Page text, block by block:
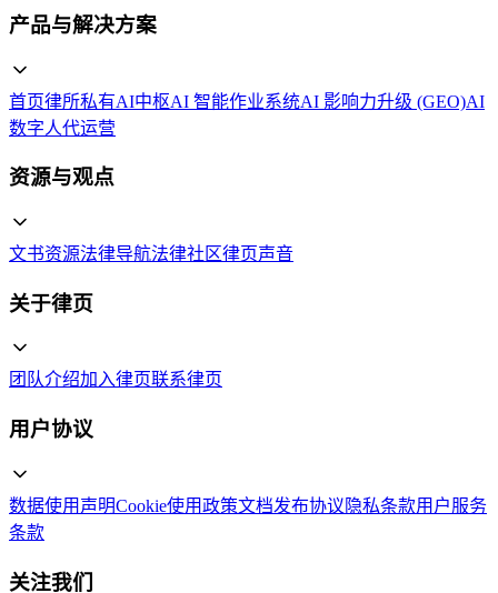
产品与解决方案
首页律所私有AI中枢AI 智能作业系统AI 影响力升级 (GEO)AI
数字人代运营
资源与观点
文书资源法律导航法律社区律页声音
关于律页
团队介绍加入律页联系律页
用户协议
数据使用声明Cookie使用政策文档发布协议 隐私条款用户服务
条款
关注我们